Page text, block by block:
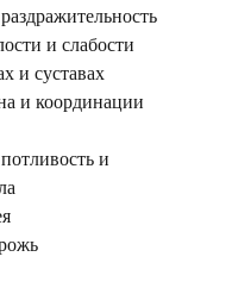
и слабости
и суставах
и координации
и